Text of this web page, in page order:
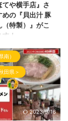
てや横手店』さ
めの『貝出汁 豚
特製）』がこ
！
しんめんのラーメン
間となりました！
日にて閉店となっ
んの予告通りの 横
町において貝出汁ラ
て営業予定となった
きましたので その
んへ先日訪問してき
南）
田県＞
2023/9/16